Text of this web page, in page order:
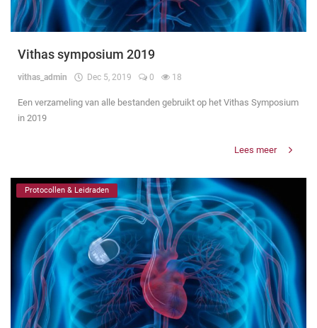
Vithas symposium 2019
vithas_admin Dec 5, 2019 0 18
Een verzameling van alle bestanden gebruikt op het Vithas Symposium
in 2019
Lees meer
Protocollen & Leidraden